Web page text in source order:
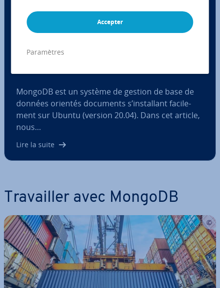
Comment installer MongoDB sur Ubuntu
MongoDB est un système de gestion de base de
données orientés documents s’ins­tal­lant fa­ci­le­
ment sur Ubuntu (version 20.04). Dans cet article,
nous…
Lire la suite
Tra­vail­ler avec MongoDB
Accepter
Paramètres